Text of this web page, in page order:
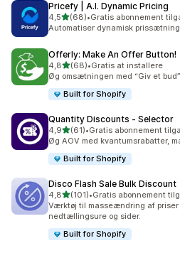
Pricefy | A.I. Dynamic Pricing
4,5ud af 5 stjerner
(68)
68 anmeldelser i alt
•Gratis abonnement
Automatiser dynamisk
Offerly: Make An Offer Button!
4,8ud af 5 stjerner
(68)
68 anmeldelser i alt
•Gratis at installere
Øg omsætningen med “Giv et
Built for Shopify
Quantity Discounts ‑ Selector
4,9ud af 5 stjerner
(61)
61 anmeldelser i alt
•Gratis abonnement
Øg AOV med kvantumsrabatter,
Built for Shopify
Disco Flash Sale Bulk Discount
4,8ud af 5 stjerner
(101)
101 anmeldelser i alt
•Gratis abonnement
Værktøj til masseændring af
nedtællingsure og sider.
Built for Shopify